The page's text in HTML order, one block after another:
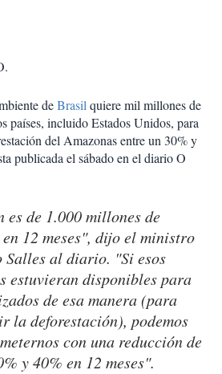
deBrasilquiere mil millones de
países, incluido Estados Unidos, para
del Amazonas entre un 30% y
publicada el sábado en el diario O
es de 1.000 millones de
12 meses", dijo el ministro
Salles al diario. "Si esos
estuvieran disponibles para
de esa manera (para
la deforestación), podemos
con una reducción de
y 40% en 12 meses".